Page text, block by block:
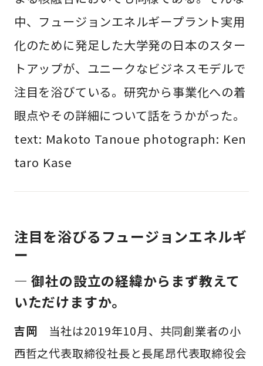
中、フュージョンエネルギープラント実用
化のために発足した大学発の日本のスター
トアップが、ユニークなビジネスモデルで
注目を浴びている。研究から事業化への着
眼点やその詳細について話をうかがった。
text: Makoto Tanoue photograph: Ken
taro Kase
注目を浴びるフュージョンエネルギ
ー
— 御社の設立の経緯からまず教えて
いただけますか。
吉岡 当社は2019年10月、共同創業者の小
西哲之代表取締役社長と長尾昂代表取締役会